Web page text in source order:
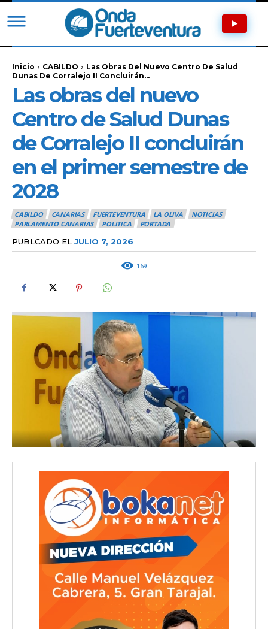
Inicio CABILDO
Las Obras Del Nuevo Centro De Salud
Dunas De Corralejo II Concluirán...
Las obras del nuevo
Centro de Salud Dunas
de Corralejo II concluirán
en el primer semestre de
2028
CABILDO CANARIAS FUERTEVENTURA LA OLIVA
NOTICIAS
PARLAMENTO CANARIAS
POLITICA PORTADA
PUBLCADO EL JULIO 7, 2026
169